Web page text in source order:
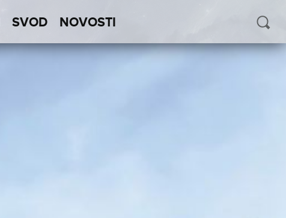
SVOD NOVOSTI